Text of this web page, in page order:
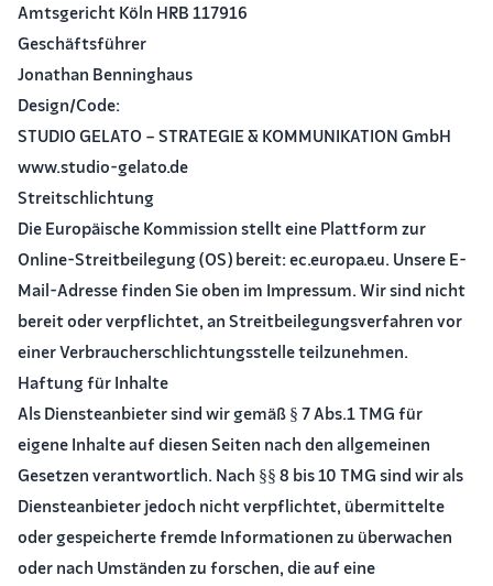
Amtsgericht Köln HRB 117916
Geschäftsführer
Jonathan Benninghaus
Design/Code:
STUDIO GELATO – STRATEGIE & KOMMUNIKATION GmbH
www.studio-gelato.de
Streitschlichtung
Die Europäische Kommission stellt eine Plattform zur
Online-Streitbeilegung (OS) bereit: ec.europa.eu. Unsere E-
Mail-Adresse finden Sie oben im Impressum. Wir sind nicht
bereit oder verpflichtet, an Streitbeilegungsverfahren vor
einer Verbraucherschlichtungsstelle teilzunehmen.
Haftung für Inhalte
Als Diensteanbieter sind wir gemäß § 7 Abs.1 TMG für
eigene Inhalte auf diesen Seiten nach den allgemeinen
Gesetzen verantwortlich. Nach §§ 8 bis 10 TMG sind wir als
Diensteanbieter jedoch nicht verpflichtet, übermittelte
oder gespeicherte fremde Informationen zu überwachen
oder nach Umständen zu forschen, die auf eine